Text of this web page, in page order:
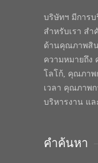
บริษัทฯ มีการ
สำหรับเรา ส
ด้านคุณภาพสิ
ความหมายถึ
โลโก้, คุณภาพ
เวลา คุณภาพ
บริหารงาน แล
คำค้นหา